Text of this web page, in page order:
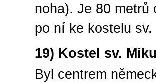
noha). Je 80 metrů
po ní ke kostelu
19) Kostel sv.
Byl centrem